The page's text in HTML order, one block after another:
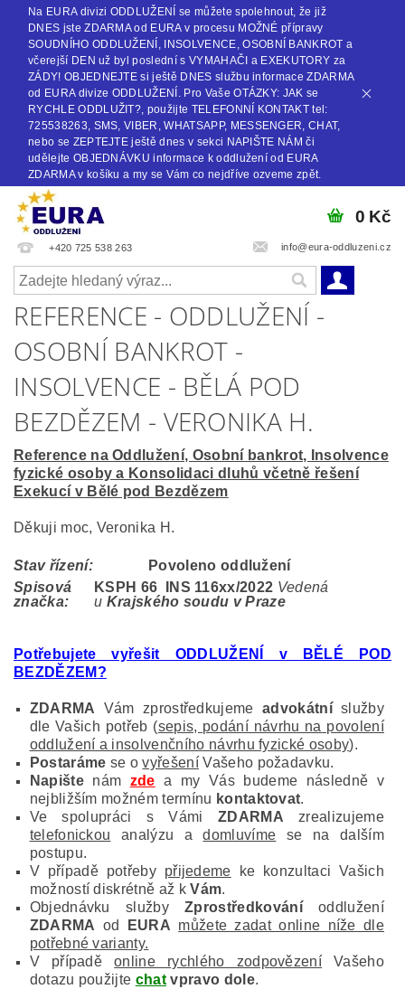
Na EURA divizi ODDLUŽENÍ se můžete spolehnout, že již
DNES jste ZDARMA od EURA v procesu MOŽNÉ přípravy
SOUDNÍHO ODDLUŽENÍ, INSOLVENCE, OSOBNÍ BANKROT a
včerejší DEN už byl poslední s VYMAHAČI a EXEKUTORY za
ZÁDY! OBJEDNEJTE si ještě DNES službu informace ZDARMA
od EURA divize ODDLUŽENÍ. Pro Vaše OTÁZKY: JAK se
RYCHLE ODDLUŽIT?, použijte TELEFONNÍ KONTAKT tel:
725538263, SMS, VIBER, WHATSAPP, MESSENGER, CHAT,
nebo se ZEPTEJTE ještě dnes v sekci NAPIŠTE NÁM či
udělejte OBJEDNÁVKU informace k oddlužení od EURA
ZDARMA v košíku a my se Vám co nejdříve ozveme zpět.
+420 725 538 263 info@eura-oddluzeni.cz
0 Kč
REFERENCE - ODDLUŽENÍ -
OSOBNÍ BANKROT -
INSOLVENCE - BĚLÁ POD
BEZDĚZEM - VERONIKA H.
Reference na Oddlužení, Osobní bankrot, Insolvence
fyzické osoby a Konsolidaci dluhů včetně řešení
Exekucí v Bělé pod Bezdězem
Děkuji moc, Veronika H.
Stav řízení:
Povoleno oddlužení
Spisová
značka:
KSPH 66 INS 116xx/2022 Vedená
u Krajského soudu v Praze
Potřebujete vyřešit ODDLUŽENÍ v BĚLÉ POD
BEZDĚZEM?
ZDARMA Vám zprostředkujeme advokátníslužby
dle Vašich potřeb (sepis, podání návrhu na povolení
oddlužení a insolvenčního návrhu fyzické osoby).
Postaráme se ovyřešeníVašeho požadavku.
Napištenám zde a my Vás budeme následně v
nejbližším možném termínu kontaktovat.
Ve spolupráci s Vámi ZDARMA zrealizujeme
telefonickou analýzu adomluvíme se na dalším
postupu.
V případě potřeby přijedeme ke konzultaci Vašich
možností diskrétně až kVám.
Objednávku služby
Zprostředkováníoddlužení
ZDARMA od EURA můžete zadat online níže dle
potřebné varianty.
V případěonline rychlého zodpovězení Vašeho
dotazu použijte chatvpravo dole.